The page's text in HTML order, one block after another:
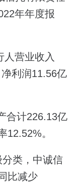
年年度报
人营业收入
利润11.56亿
合计226.13亿
12.52%。
类，中诚信
比减少